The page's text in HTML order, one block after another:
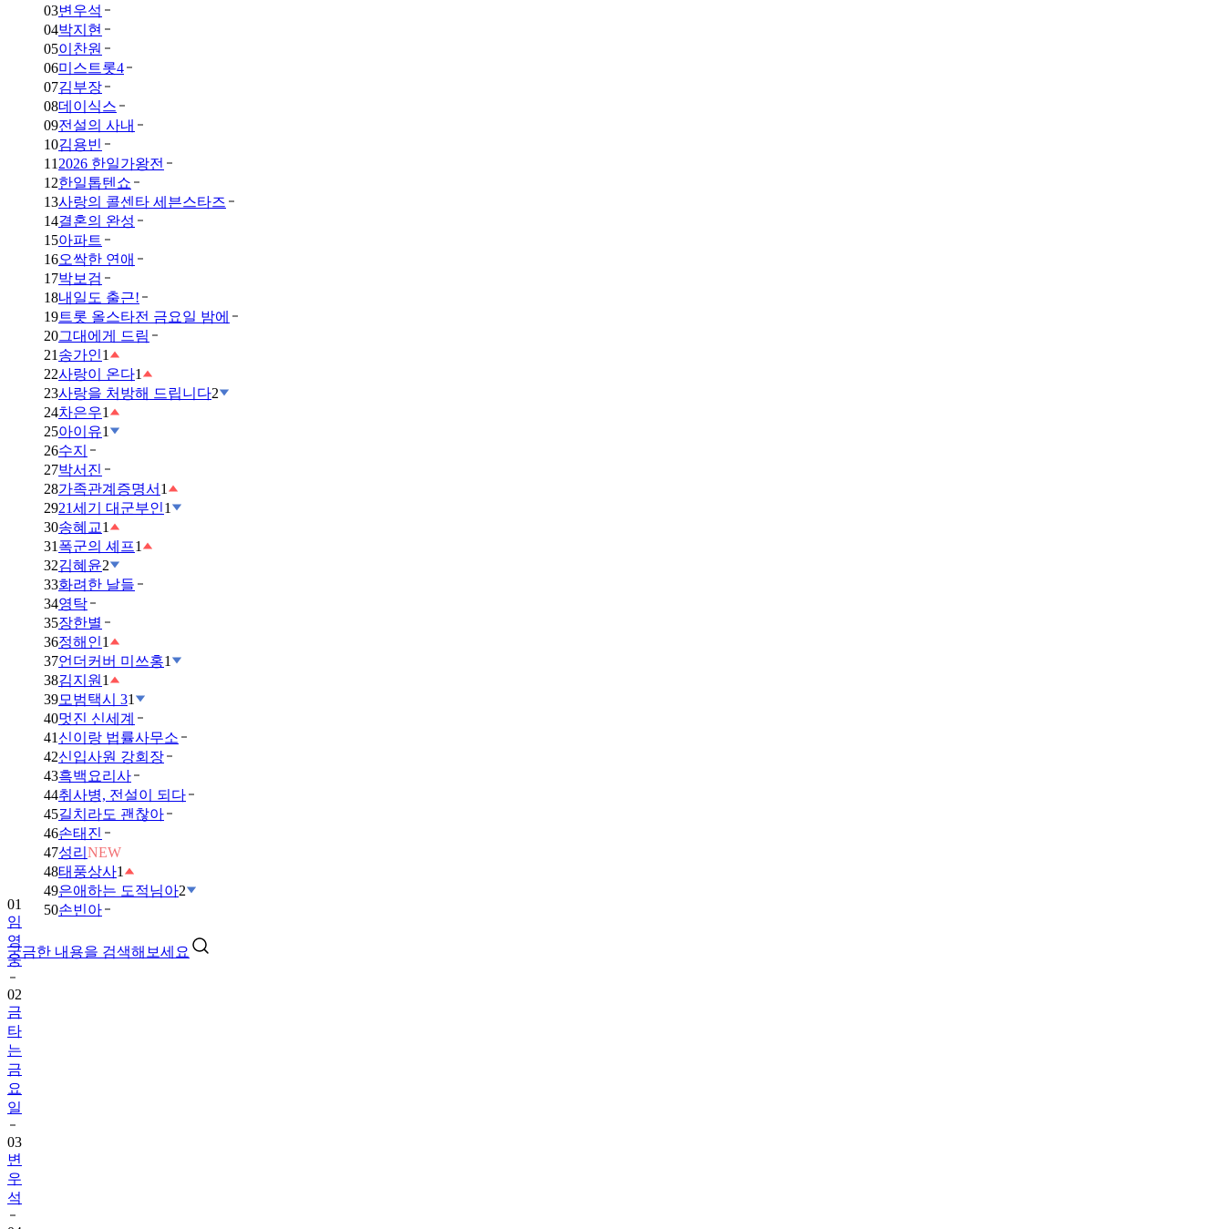
03변우석
04박지현
05이찬원
06미스트롯4
07김부장
08데이식스
09전설의 사내
10김용빈
11 2026 한일가왕전
12한일톱텐쇼
13사랑의 콜센타 세븐스타즈
14결혼의 완성
15아파트
16오싹한 연애
17박보검
18내일도 출근!
19트롯 올스타전 금요일 밤에
20그대에게 드림
21 송가인1
22사랑이 온다1
23사랑을 처방해 드립니다2
24차은우1
25아이유1
26수지
27박서진
28가족관계증명서 1
2921세기 대군부인1
30송혜교1
31 폭군의 셰프1
32김혜윤2
33화려한 날들
34영탁
35장한별
36정해인1
37언더커버 미쓰홍1
38김지원 1
39모범택시 31
40멋진 신세계
41 신이랑 법률사무소
42신입사원 강회장
43흑백요리사
44취사병, 전설이 되다
45길치라도 괜찮아
46손태진
47성리 NEW
48태풍상사1
49은애하는 도적님아2
50손빈아
궁금한 내용을 검색해보세요
01
임
영
웅
02
금
타
는
금
요
일
03
변
우
석